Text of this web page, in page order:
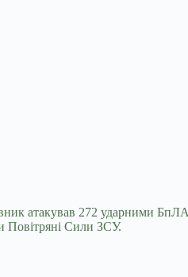
атакував 272 ударними
Повітряні Сили ЗСУ.